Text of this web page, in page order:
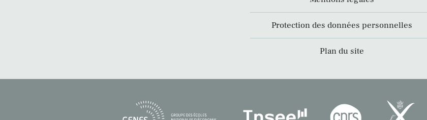
Protection des données personnelles
Plan du site